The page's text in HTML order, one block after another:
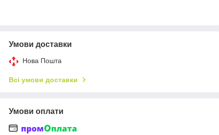
Умови доставки
Нова Пошта
Всі умови доставки
Умови оплати